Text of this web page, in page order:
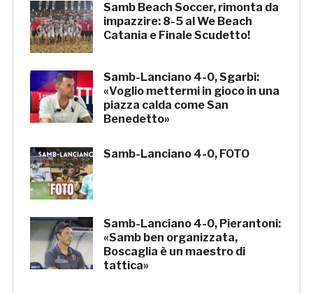
Samb Beach Soccer, rimonta da
impazzire: 8-5 al We Beach
Catania e Finale Scudetto!
Samb-Lanciano 4-0, Sgarbi:
«Voglio mettermi in gioco in una
piazza calda come San
Benedetto»
Samb-Lanciano 4-0, FOTO
Samb-Lanciano 4-0, Pierantoni:
«Samb ben organizzata,
Boscaglia è un maestro di
tattica»